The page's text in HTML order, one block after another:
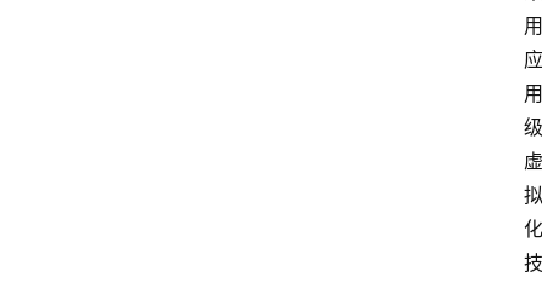
用
应
用
级
虚
拟
化
技